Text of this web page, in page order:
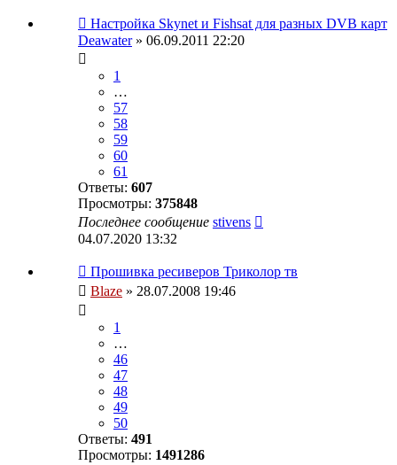
Настройка Skynet и Fishsat для разных DVB карт
Deawater» 06.09.2011 22:20
1
…
57
58
59
60
61
Ответы: 607
Просмотры: 375848
Последнее сообщение stivens
04.07.2020 13:32
Прошивка ресиверов Триколор тв
Blaze » 28.07.2008 19:46
1
…
46
47
48
49
50
Ответы: 491
Просмотры: 1491286